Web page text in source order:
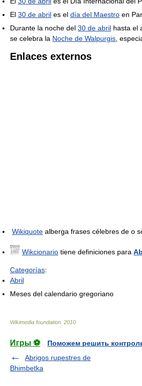
El 30 de abril es el día del Maestro en
Durante la noche del 30 de abril hasta el
se celebra la Noche de Walpurgis ,
Enlaces externos
Wikiquote alberga frases célebres de o
Wikcionario tiene definiciones para
Categorías:
Abril
Meses del calendario gregoriano
Wikimedia foundation 2010
Игры ⚽
Поможем решить
Abrigos rupestres de
Bhimbetka